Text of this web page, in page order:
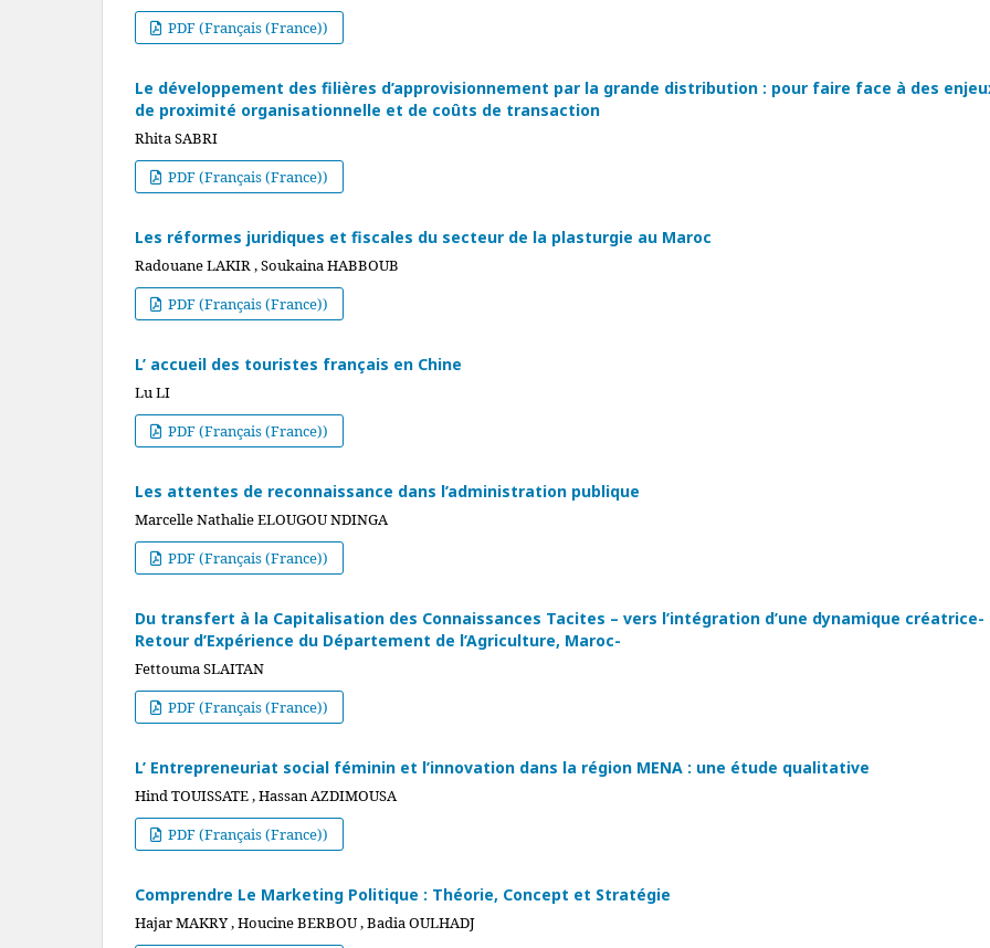
PDF (Français (France))
Le développement des filières d’approvisionnement par la grande distribution : pour faire face à des
de proximité organisationnelle et de coûts de transaction
Rhita SABRI
PDF (Français (France))
Les réformes juridiques et fiscales du secteur de la plasturgie au Maroc
Radouane LAKIR , Soukaina HABBOUB
PDF (Français (France))
L’ accueil des touristes français en Chine
Lu LI
PDF (Français (France))
Les attentes de reconnaissance dans l’administration publique
Marcelle Nathalie ELOUGOU NDINGA
PDF (Français (France))
Du transfert à la Capitalisation des Connaissances Tacites – vers l’intégration d’une dynamique créatrice-
Retour d’Expérience du Département de l’Agriculture, Maroc-
Fettouma SLAITAN
PDF (Français (France))
L’ Entrepreneuriat social féminin et l’innovation dans la région MENA : une étude qualitative
Hind TOUISSATE , Hassan AZDIMOUSA
PDF (Français (France))
Comprendre Le Marketing Politique : Théorie, Concept et Stratégie
Hajar MAKRY , Houcine BERBOU , Badia OULHADJ